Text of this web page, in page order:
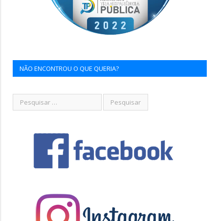
NÃO ENCONTROU O QUE QUERIA?